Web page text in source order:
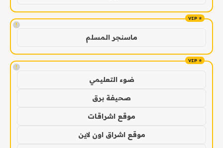
!
ماسنجر المسلم
!
ضوء التعليمي
صحيفة برق
موقع اشراقات
موقع اشراق اون لاين